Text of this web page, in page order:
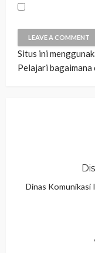
Situs ini
Pelajari
Dinas Komunikasi